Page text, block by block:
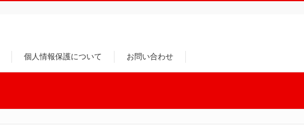
個人情報保護について お問い合わせ